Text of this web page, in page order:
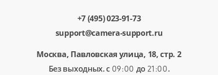
+7 (495) 023-91-73
support@camera-support.ru
Москва, Павловская улица, 18, стр. 2
Без выходных. с 09:00 до 21:00.